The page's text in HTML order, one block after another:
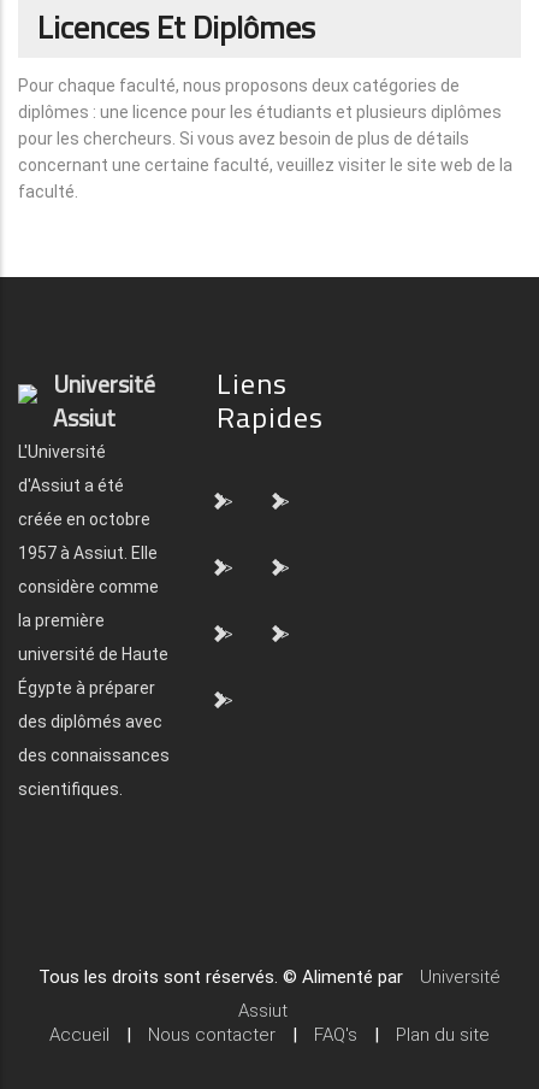
Licences Et Diplômes
Pour chaque faculté, nous proposons deux catégories de
diplômes : une licence pour les étudiants et plusieurs diplômes
pour les chercheurs. Si vous avez besoin de plus de détails
concernant une certaine faculté, veuillez visiter le site web de la
faculté.
Université
Assiut
L'Université
d'Assiut a été
créée en octobre
1957 à Assiut. Elle
considère comme
la première
université de Haute
Égypte à préparer
des diplômés avec
des connaissances
scientifiques.
Liens
Rapides
"> ">
"> ">
"> ">
">
Tous les droits sont réservés. © Alimenté par
Université
Assiut
Accueil
| Nous contacter | FAQ's | Plan du site